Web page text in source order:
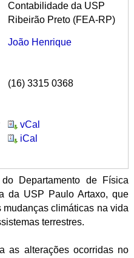
Contabilidade da USP
Ribeirão Preto (FEA-RP)
João Henrique
(16) 3315 0368
vCal
iCal
Departamento de Física
da USP Paulo Artaxo, que
climáticas na vida
terrestres.
as alterações ocorridas no